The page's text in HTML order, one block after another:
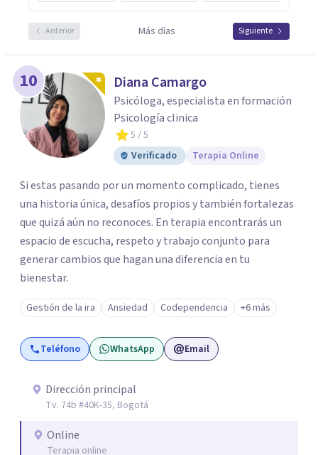
Anterior Más días Siguiente
10 Diana Camargo
Psicóloga, especialista en formación
Psicología clinica
5 / 5
Verificado
Terapia Online
Si estas pasando por un momento complicado, tienes
una historia única, desafíos propios y también fortalezas
que quizá aún no reconoces. En terapia encontrarás un
espacio de escucha, respeto y trabajo conjunto para
generar cambios que hagan una diferencia en tu
bienestar.
Gestión de la ira Ansiedad Codependencia +6 más
Teléfono WhatsApp Email
Dirección principal
Tv. 74b #40K-35, Bogotá
Online
Terapia online